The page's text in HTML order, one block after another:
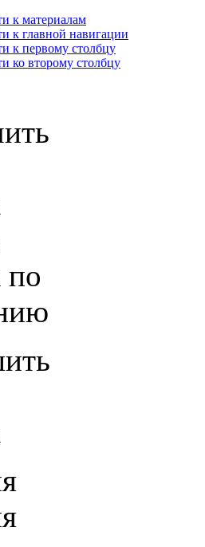
к материалам
к главной навигации
к первому столбцу
ко второму столбцу